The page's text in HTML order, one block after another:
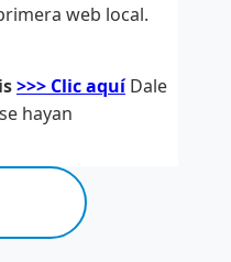
web local.
>>> Clic aquíDale
hayan